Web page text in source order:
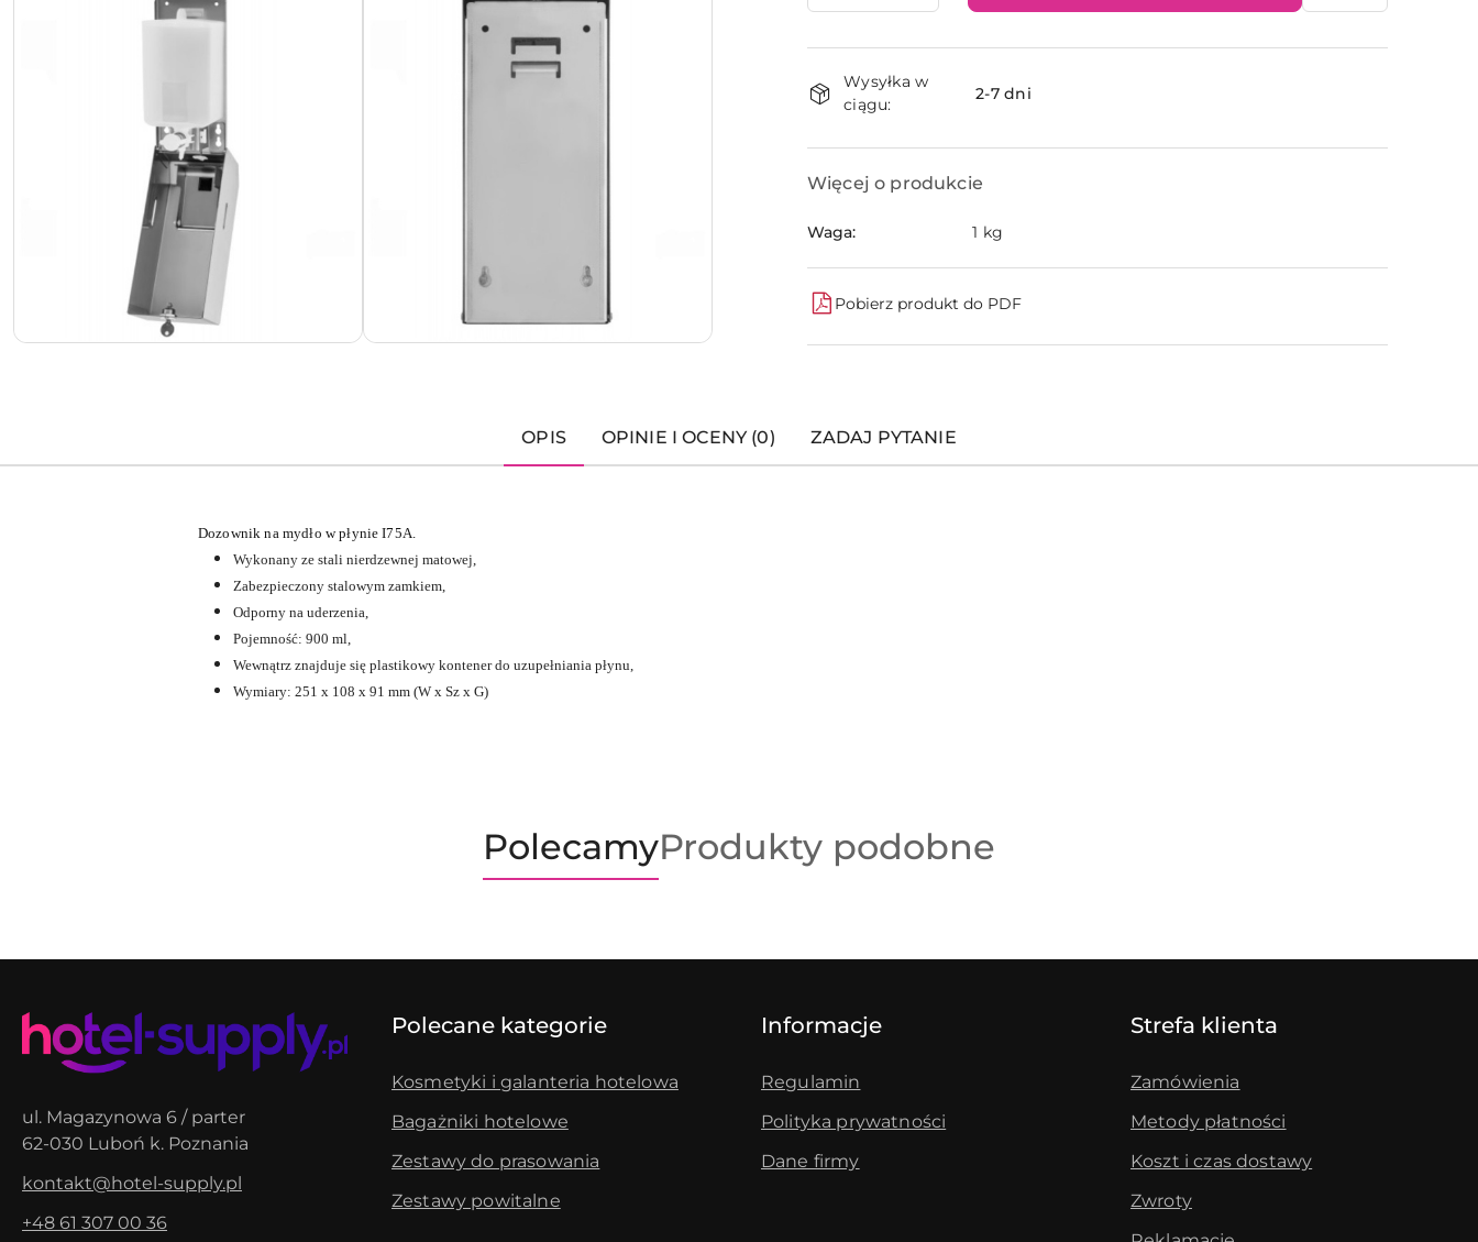
i
Wysyłka w
ciągu:
2-7 dni
Więcej o produkcie
Waga: 1 kg
Pobierz produkt do PDF
OPIS OPINIE I OCENY (0) ZADAJ PYTANIE
Dozownik na mydło w płynie I75A.
Wykonany ze stali nierdzewnej matowej,
Zabezpieczony stalowym zamkiem,
Odporny na uderzenia,
Pojemność: 900 ml,
Wewnątrz znajduje się plastikowy kontener do uzupełniania płynu,
Wymiary: 251 x 108 x 91 mm (W x Sz x G)
Produkty
o
PolecamyProdukty
o
Produkty podobne
ul. Magazynowa 6 / parter
62-030 Luboń k. Poznania
kontakt@hotel-supply.pl
+48 61 307 00 36
Polecane kategorie
Kosmetyki i galanteria hotelowa
Bagażniki hotelowe
Zestawy do prasowania
Zestawy powitalne
Informacje
Regulamin
Polityka prywatności
Dane firmy
Strefa klienta
Zamówienia
Metody płatności
Koszt i czas dostawy
Zwroty